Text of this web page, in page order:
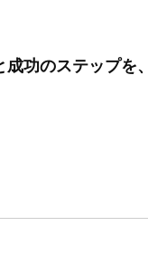
功のステップを、